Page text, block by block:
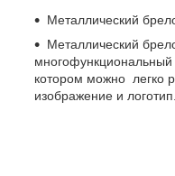
Металлический
Металлический
многофункциональный
котором можно легко
изображение и логотип.